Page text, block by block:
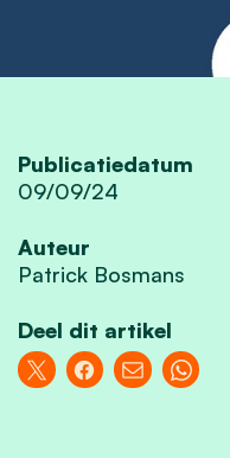
Publicatiedatum
09/09/24
Auteur
Patrick Bosmans
Deel dit artikel